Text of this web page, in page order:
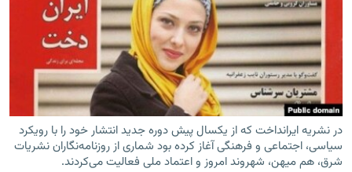
به ما بپیوندید
زبان‌های دیگر
در نشريه ايرانداخت كه از يكسال پيش دوره جديد انتشار خود را با رويكرد
سياسى، اجتماعى و فرهنگى آغاز كرده بود شمارى از روزنامه‌نگاران نشريات
شرق، هم ميهن، شهروند امروز و اعتماد ملى فعاليت مى‌كردند.